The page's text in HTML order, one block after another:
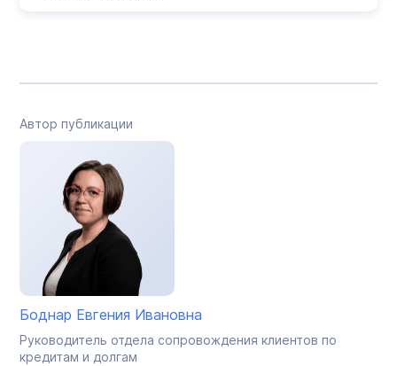
Автор публикации
Боднар Евгения Ивановна
Руководитель отдела сопровождения клиентов по
кредитам и долгам